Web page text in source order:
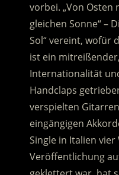
vorbei. „Von Osten
gleichen Sonne“ –
Sol“ vereint, wofür
ist ein
Internationalität
Handclaps
verspielten
eingängigen
Single in Italien vier
Veröffentlichung